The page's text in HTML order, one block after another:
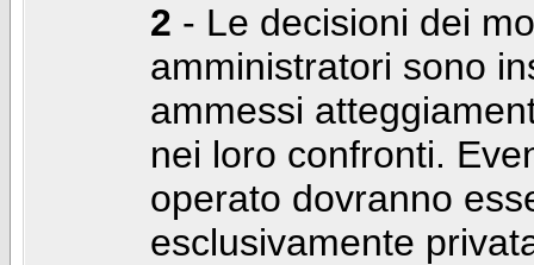
2 - Le decisioni dei
amministratori sono
ammessi
nei loro confronti.
operato dovranno
esclusivamente